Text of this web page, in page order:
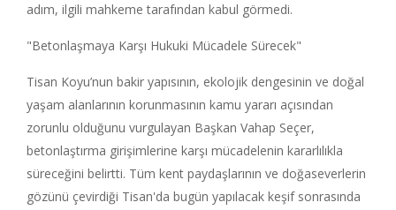
adım, ilgili mahkeme tarafından kabul görmedi.
"Betonlaşmaya Karşı Hukuki Mücadele Sürecek"
Tisan Koyu’nun bakir yapısının, ekolojik dengesinin ve doğal
yaşam alanlarının korunmasının kamu yararı açısından
zorunlu olduğunu vurgulayan Başkan Vahap Seçer,
betonlaştırma girişimlerine karşı mücadelenin kararlılıkla
süreceğini belirtti. Tüm kent paydaşlarının ve doğaseverlerin
gözünü çevirdiği Tisan'da bugün yapılacak keşif sonrasında